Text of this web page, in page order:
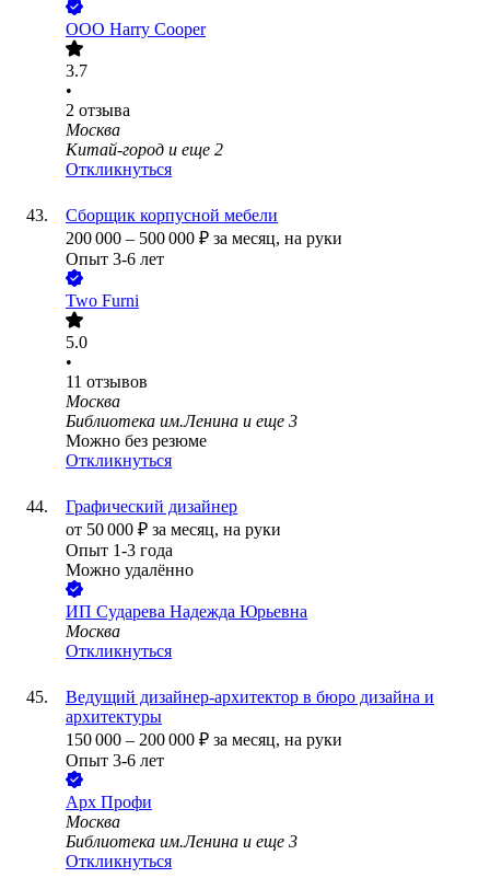
ООО Harry Cooper
3.7
•
2 отзыва
Москва
Китай-город и еще 2
Откликнуться
Сборщик корпусной мебели
200 000 – 500 000 ₽ за месяц, на руки
Опыт 3-6 лет
Two Furni
5.0
•
11 отзывов
Москва
Библиотека им.Ленина и еще 3
Можно без резюме
Откликнуться
Графический дизайнер
от 50 000 ₽ за месяц, на руки
Опыт 1-3 года
Можно удалённо
ИП Сударева Надежда Юрьевна
Москва
Откликнуться
Ведущий дизайнер-архитектор в бюро дизайна и
архитектуры
150 000 – 200 000 ₽ за месяц, на руки
Опыт 3-6 лет
Арх Профи
Москва
Библиотека им.Ленина и еще 3
Откликнуться